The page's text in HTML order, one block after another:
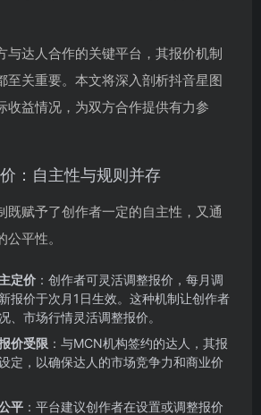
与达人合作的关键平台，其报价机制
至关重要。本文将深入剖析抖音星图
收益情况，为双方合作提供有力参
：自主性与规则并存
既赋予了创作者一定的自主性，又通
平性。
定价 ：创作者可灵活调整报价，每月调
报价于次月1日生效。这种机制让创作者
、市场行情灵活调整报价。
价受限 ：与MCN机构签约的达人，其报
定，以确保达人的市场竞争力和商业价
平 ：平台建议创作者在设置或调整报价